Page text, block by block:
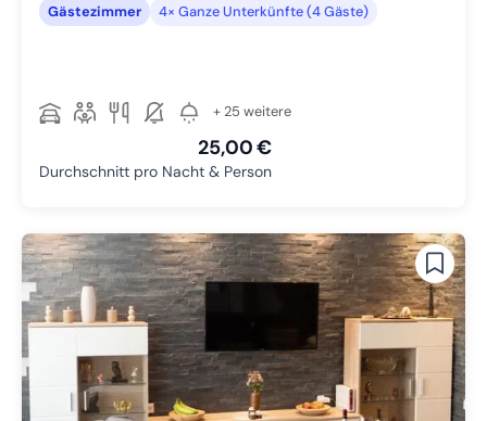
Gästezimmer
4× Ganze Unterkünfte (4 Gäste)
+ 25 weitere
25,00 €
Durchschnitt pro Nacht & Person